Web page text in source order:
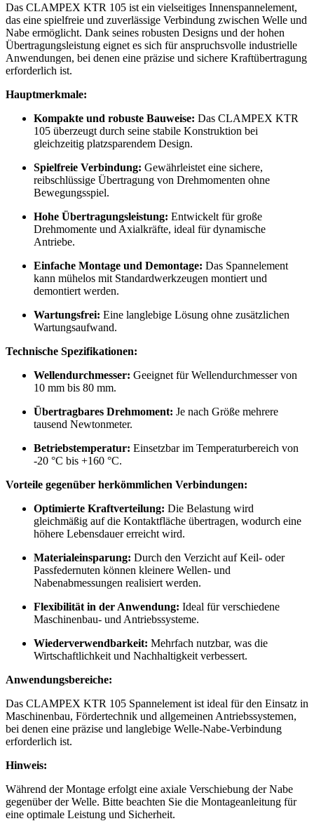
Das CLAMPEX KTR 105 ist ein vielseitiges Innenspannelement,
das eine spielfreie und zuverlässige Verbindung zwischen Welle und
Nabe ermöglicht. Dank seines robusten Designs und der hohen
Übertragungsleistung eignet es sich für anspruchsvolle industrielle
Anwendungen, bei denen eine präzise und sichere Kraftübertragung
erforderlich ist.
Hauptmerkmale:
Kompakte und robuste Bauweise: Das CLAMPEX KTR
105 überzeugt durch seine stabile Konstruktion bei
gleichzeitig platzsparendem Design.
Spielfreie Verbindung: Gewährleistet eine sichere,
reibschlüssige Übertragung von Drehmomenten ohne
Bewegungsspiel.
Hohe Übertragungsleistung: Entwickelt für große
Drehmomente und Axialkräfte, ideal für dynamische
Antriebe.
Einfache Montage und Demontage: Das Spannelement
kann mühelos mit Standardwerkzeugen montiert und
demontiert werden.
Wartungsfrei: Eine langlebige Lösung ohne zusätzlichen
Wartungsaufwand.
Technische Spezifikationen:
Wellendurchmesser: Geeignet für Wellendurchmesser von
10 mm bis 80 mm.
Übertragbares Drehmoment: Je nach Größe mehrere
tausend Newtonmeter.
Betriebstemperatur: Einsetzbar im Temperaturbereich von
-20 °C bis +160 °C.
Vorteile gegenüber herkömmlichen Verbindungen:
Optimierte Kraftverteilung: Die Belastung wird
gleichmäßig auf die Kontaktfläche übertragen, wodurch eine
höhere Lebensdauer erreicht wird.
Materialeinsparung: Durch den Verzicht auf Keil- oder
Passfedernuten können kleinere Wellen- und
Nabenabmessungen realisiert werden.
Flexibilität in der Anwendung: Ideal für verschiedene
Maschinenbau- und Antriebssysteme.
Wiederverwendbarkeit: Mehrfach nutzbar, was die
Wirtschaftlichkeit und Nachhaltigkeit verbessert.
Anwendungsbereiche:
Das CLAMPEX KTR 105 Spannelement ist ideal für den Einsatz in
Maschinenbau, Fördertechnik und allgemeinen Antriebssystemen,
bei denen eine präzise und langlebige Welle-Nabe-Verbindung
erforderlich ist.
Hinweis:
Während der Montage erfolgt eine axiale Verschiebung der Nabe
gegenüber der Welle. Bitte beachten Sie die Montageanleitung für
eine optimale Leistung und Sicherheit.